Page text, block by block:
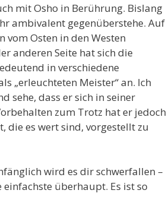
mit Osho in Berührung. Bislang
ambivalent gegenüberstehe. Auf
vom Osten in den Westen
anderen Seite hat sich die
in verschiedene
„erleuchteten Meister“ an. Ich
sehe, dass er sich in seiner
zum Trotz hat er jedoch
die es wert sind, vorgestellt zu
wird es dir schwerfallen –
überhaupt. Es ist so